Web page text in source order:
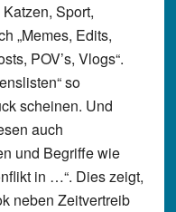
Sport,
„Memes, Edits,
POV’s, Vlogs“.
so
scheinen. Und
auch
und Begriffe wie
in …“. Dies zeigt,
neben Zeitvertreib